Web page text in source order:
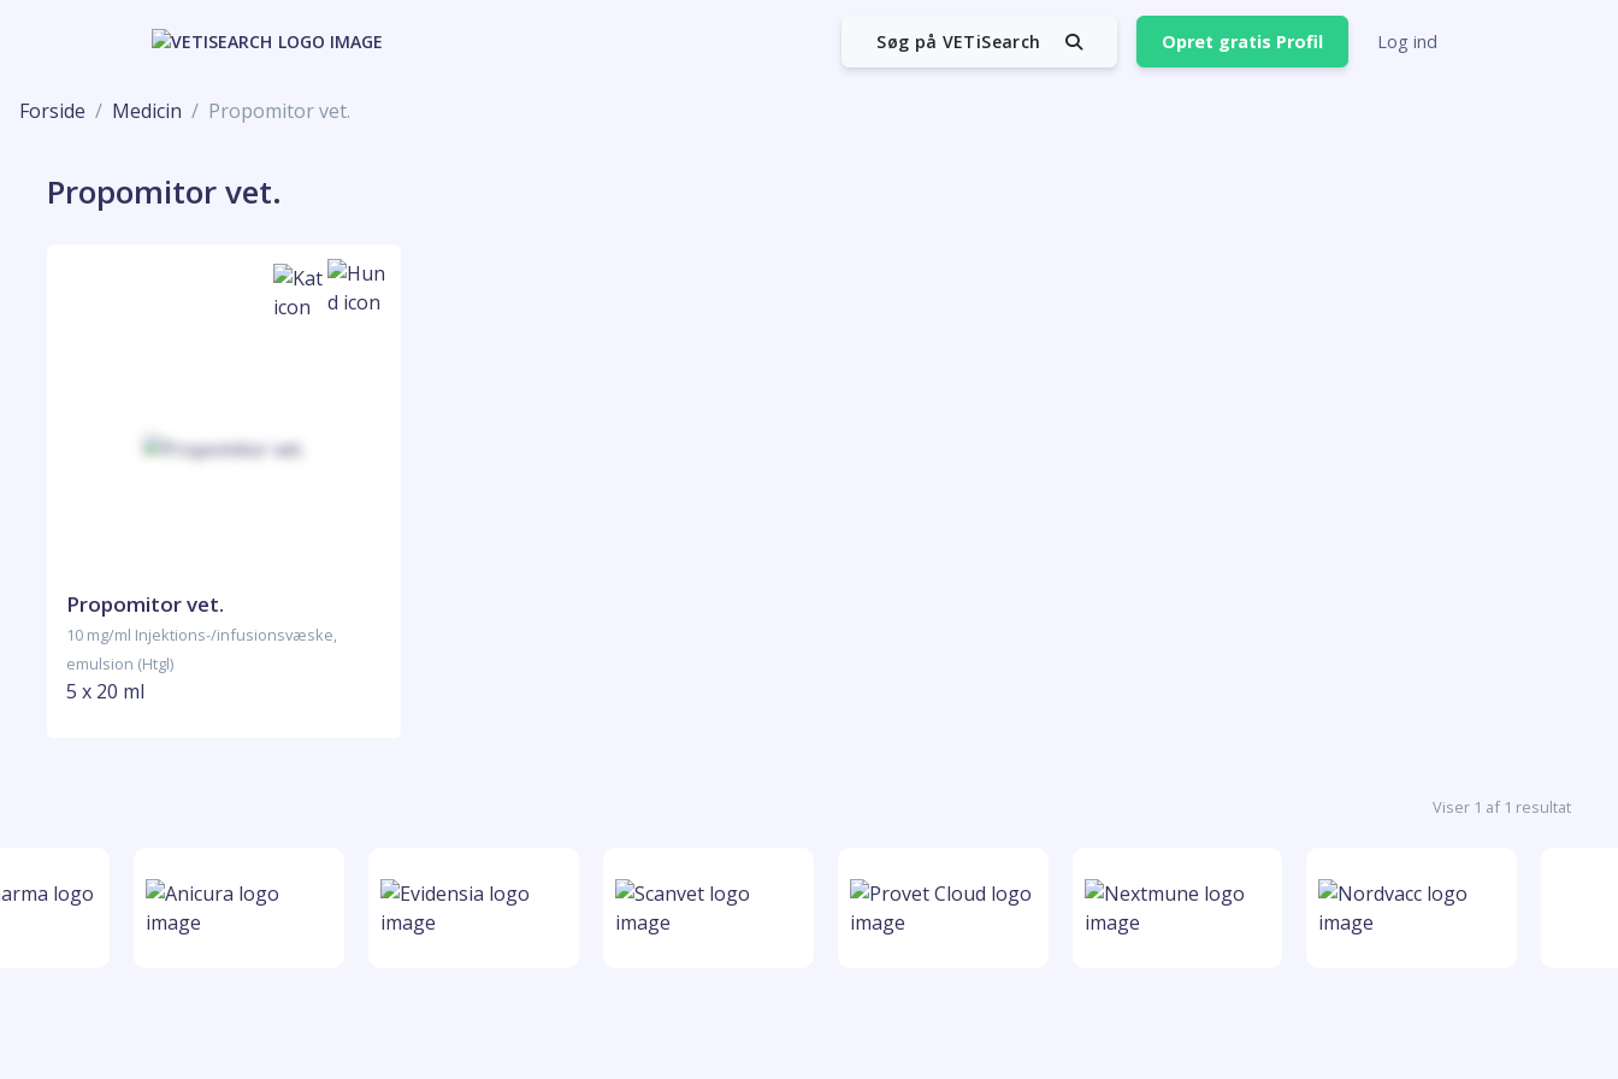
Søg på VETiSearch Opret gratis Profil Log ind
Forside Medicin Propomitor vet.
Propomitor vet.
Propomitor vet.
10 mg/ml Injektions-/infusionsvæske,
emulsion (Htgl)
5 x 20 ml
Viser 1 af 1 resultat